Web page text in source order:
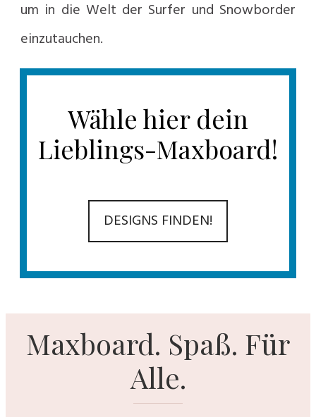
um in die Welt der Surfer und Snowborder
einzutauchen.
Wähle hier dein
Lieblings-Maxboard!
DESIGNS FINDEN!
Maxboard. Spaß. Für
Alle.